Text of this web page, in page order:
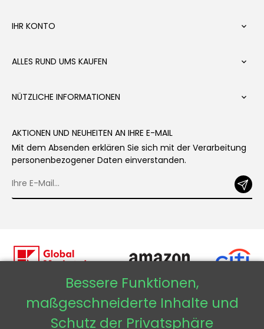
IHR KONTO 
ALLES RUND UMS KAUFEN 
NÜTZLICHE INFORMATIONEN 
AKTIONEN UND NEUHEITEN AN IHRE E-MAIL
Mit dem Absenden erklären Sie sich mit der Verarbeitung
personenbezogener Daten einverstanden.
Bessere Funktionen,
maßgeschneiderte Inhalte und
Schutz der Privatsphäre